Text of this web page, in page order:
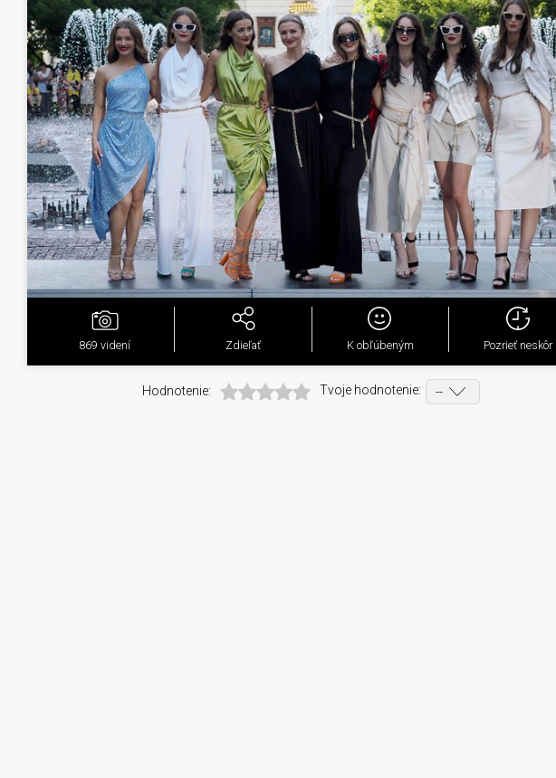
869videní Zdieľať K obľúbeným Pozrieť neskôr
Hodnotenie: Tvoje hodnotenie: